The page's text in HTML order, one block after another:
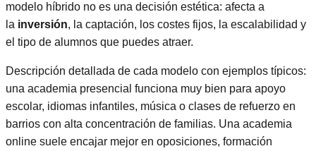
modelo híbrido no es una decisión estética: afecta a
la inversión, la captación, los costes fijos, la escalabilidad y
el tipo de alumnos que puedes atraer.
Descripción detallada de cada modelo con ejemplos típicos:
una academia presencial funciona muy bien para apoyo
escolar, idiomas infantiles, música o clases de refuerzo en
barrios con alta concentración de familias. Una academia
online suele encajar mejor en oposiciones, formación